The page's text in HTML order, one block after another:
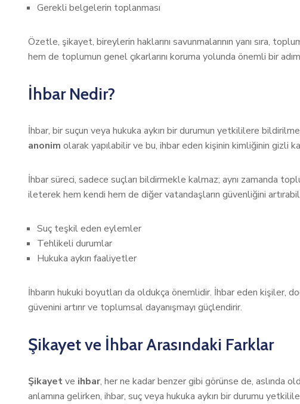
Gerekli belgelerin toplanması
Özetle, şikayet, bireylerin haklarını savunmalarının yanı sıra,
hem de toplumun genel çıkarlarını koruma yolunda önemli bir
İhbar Nedir?
İhbar, bir suçun veya hukuka aykırı bir durumun yetkililere
anonim olarak yapılabilir ve bu, ihbar eden kişinin kimliğinin gizli
İhbar süreci, sadece suçları bildirmekle kalmaz; aynı zamanda
ileterek hem kendi hem de diğer vatandaşların güvenliğini
Suç teşkil eden eylemler
Tehlikeli durumlar
Hukuka aykırı faaliyetler
İhbarın hukuki boyutları da oldukça önemlidir. İhbar eden kişiler,
güvenini artırır ve toplumsal dayanışmayı güçlendirir.
Şikayet ve İhbar Arasındaki Farklar
Şikayetve ihbar, her ne kadar benzer gibi görünse de, aslında
anlamına gelirken, ihbar, suç veya hukuka aykırı bir durumu